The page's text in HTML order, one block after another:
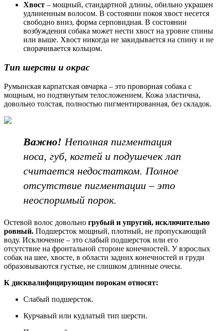
Хвост – мощный, стандартной длины, обильно украшен
удлиненным волосом. В состоянии покоя хвост несется
свободно вниз, форма серповидная. В состоянии
возбуждения собака может нести хвост на уровне спины
или выше. Хвост никогда не закидывается на спину и не
сворачивается кольцом.
Тип шерсти и окрас
Румынская карпатская овчарка – это проворная собака с
мощным, но подтянутым телосложением. Кожа эластична,
довольно толстая, полностью пигментированная, без складок.
Важно! Неполная пигментация
носа, губ, когтей и подушечек лап
считается недостатком. Полное
отсутствие пигментации – это
неоспоримый порок.
Остевой волос довольно грубый и упругий, исключительно
ровный. Подшерсток мощный, плотный, не пропускающий
воду. Исключение – это слабый подшерсток или его
отсутствие на фронтальной стороне конечностей. У взрослых
собак на шее, хвосте, в области задних конечностей и груди
образовываются густые, не слишком длинные очесы.
К дисквалифицирующим порокам относят:
Слабый подшерсток.
Курчавый или кудлатый тип шерсти.